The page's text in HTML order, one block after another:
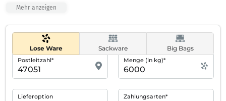
Mehr anzeigen
Lose Ware Sackware Big Bags
Postleitzahl* Menge (in kg)*
Lieferoption Zahlungsarten*